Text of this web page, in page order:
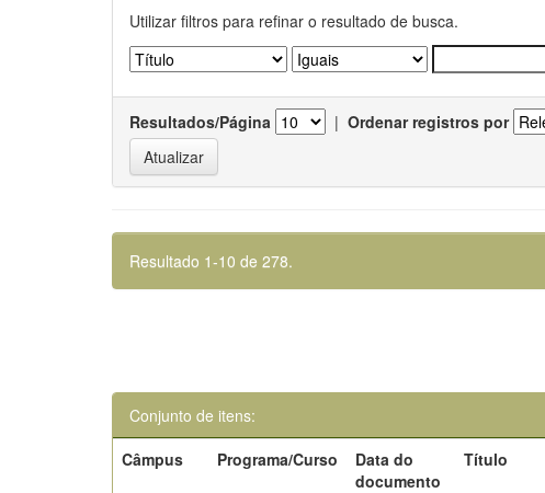
Utilizar filtros para refinar o resultado de busca.
Resultados/Página | Ordenar registros por
Resultado 1-10 de 278.
Conjunto de itens:
Câmpus
Programa/Curso
Data do
documento
Título